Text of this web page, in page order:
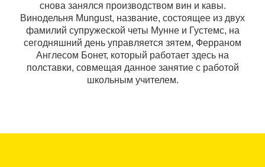
снова занялся производством вин и кавы.
Винодельня Mungust, название, состоящее из двух
фамилий супружеской четы Мунне и Густемс, на
сегодняшний день управляется зятем, Ферраном
Англесом Бонет, который работает здесь на
полставки, совмещая данное занятие с работой
школьным учителем.